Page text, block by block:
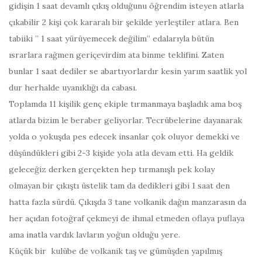
gidişin 1 saat devamlı çıkış olduğunu öğrendim isteyen atlarla
çıkabilir 2 kişi çok kararalı bir şekilde yerleştiler atlara. Ben
tabiiki ” 1 saat yürüyemecek değilim” edalarıyla bütün
ısrarlara rağmen geriçevirdim ata binme teklifini. Zaten
bunlar 1 saat dediler se abartıyorlardır kesin yarım saatlik yol
dur herhalde uyanıklığı da cabası.
Toplamda 11 kişilik genç ekiple tırmanmaya başladık ama boş
atlarda bizim le beraber geliyorlar. Tecrübelerine dayanarak
yolda o yokuşda pes edecek insanlar çok oluyor demekki ve
düşündükleri gibi 2-3 kişide yola atla devam etti. Ha geldik
geleceğiz derken gerçekten hep tırmanışlı pek kolay
olmayan bir çıkıştı üstelik tam da dedikleri gibi 1 saat den
hatta fazla sürdü. Çıkışda 3 tane volkanik dağın manzarasın da
her açıdan fotoğraf çekmeyi de ihmal etmeden oflaya puflaya
ama inatla vardık lavların yoğun olduğu yere.
Küçük bir kulübe de volkanik taş ve gümüşden yapılmış